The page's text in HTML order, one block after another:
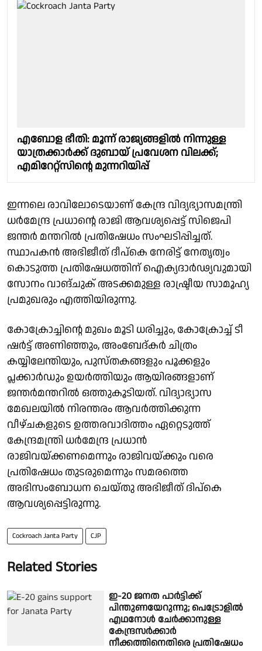
എബോള ഭീതി: മൂന്ന് രാജ്യങ്ങളിൽ നിന്നുള്ള
യാത്രക്കാർക്ക് ദുബായ് പ്രവേശന വിലക്ക്;
എമിറേറ്റ്സിന്റെ മുന്നറിയിപ്പ്
ഇന്നലെ രാവിലോടെയാണ് കേന്ദ്ര വിദ്യഭ്യാസമന്ത്രി
ധർമേന്ദ്ര പ്രധാൻ്റെ രാജി ആവശ്യപ്പെട്ട് സിജെപി
ജന്തർ മന്തറിൽ പ്രതിഷേധം സംഘടിപ്പിച്ചത്.
സ്ഥാപകൻ അഭിജീത് ദീപ്കെ നേരിട്ട് നേതൃത്വം
കൊടുത്ത പ്രതിഷേധത്തിന് ഐക്യദാർഢ്യവുമായി
സോനം വാങ്ചുക് അടക്കമുള്ള രാഷ്ട്രീയ സാമൂഹ്യ
പ്രമുഖരും എത്തിയിരുന്നു.
കോക്രോച്ചിൻ്റെ മുഖം മൂടി ധരിച്ചും, കോക്രോച്ച് ടീ
ഷർട്ട് അണിഞ്ഞും, അംബേദ്‌കർ ചിത്രം
കയ്യിലേന്തിയും, പുസ്തകങ്ങളും പൂക്കളും
പ്ലക്കാർഡും ഉയർത്തിയും ആയിരങ്ങളാണ്
ജന്തർമന്തറിൽ ഒത്തുകൂടിയത്. വിദ്യാഭ്യാസ
മേഖലയിൽ നിരന്തരം ആവർത്തിക്കുന്ന
വീഴ്ചകളുടെ ഉത്തരവാദിത്തം ഏറ്റെടുത്ത്
കേന്ദ്രമന്ത്രി ധർമേന്ദ്ര പ്രധാൻ
രാജിവയ്ക്കണമെന്നും രാജിവയ്ക്കും വരെ
പ്രതിഷേധം തുടരുമെന്നും സമരത്തെ
അഭിസംബോധന ചെയ്തു അഭിജീത് ദിപ്കെ
ആവശ്യപ്പെട്ടിരുന്നു.
Cockroach Janta Party CJP
Related Stories
ഇ-20 ജനത പാർട്ടിക്ക്
പിന്തുണയേറുന്നു; പെട്രോളിൽ
എഥനോൾ ചേർക്കാനുള്ള
കേന്ദ്രസർക്കാർ
നീക്കത്തിനെതിരെ പ്രതിഷേധം